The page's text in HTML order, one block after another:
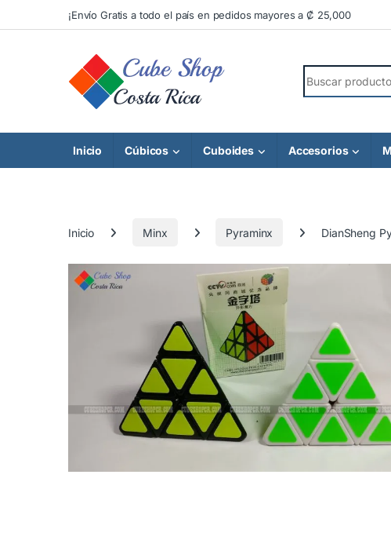
Skip to navigation
Skip to content¡Envío Gratis a todo el país en pedidos mayores a ₡ 25,000
Search for:
Inicio Cúbicos Cuboides Accesorios
Inicio Minx Pyraminx DianSheng